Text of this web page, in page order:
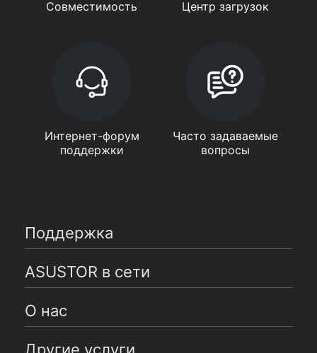
Совместимость Центр загрузок
Интернет-форум
поддержки
Часто задаваемые
вопросы
Поддержка
ASUSTOR в сети
О нас
Другие услуги